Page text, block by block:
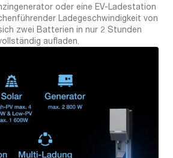
oder eine EV-Ladestation
Ladegeschwindigkeit von
zwei Batterien in nur 2 Stunden
aufladen.